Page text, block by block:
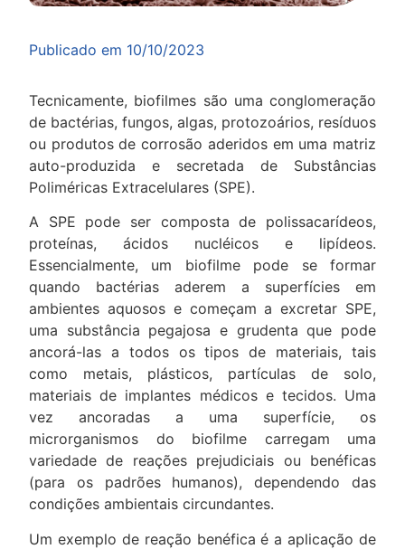
Publicado em 10/10/2023
Tecnicamente, biofilmes são uma conglomeração
de bactérias, fungos, algas, protozoários, resíduos
ou produtos de corrosão aderidos em uma matriz
auto-produzida e secretada de Substâncias
Poliméricas Extracelulares (SPE).
A SPE pode ser composta de polissacarídeos,
proteínas, ácidos nucléicos e lipídeos.
Essencialmente, um biofilme pode se formar
quando bactérias aderem a superfícies em
ambientes aquosos e começam a excretar SPE,
uma substância pegajosa e grudenta que pode
ancorá-las a todos os tipos de materiais, tais
como metais, plásticos, partículas de solo,
materiais de implantes médicos e tecidos. Uma
vez ancoradas a uma superfície, os
microrganismos do biofilme carregam uma
variedade de reações prejudiciais ou benéficas
(para os padrões humanos), dependendo das
condições ambientais circundantes.
Um exemplo de reação benéfica é a aplicação de